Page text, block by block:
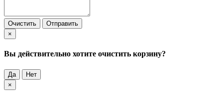
Очистить
Отправить
×
Вы действительно хотите очистить корзину?
Да
Нет
×